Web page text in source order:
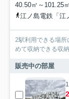
40.50㎡～101.25
江ノ島電鉄「江
2駅利用できる場所
めて収納できる収
販売中の部屋